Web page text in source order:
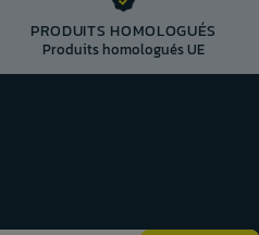
PRODUITS HOMOLOGUÉS
Produits homologués UE